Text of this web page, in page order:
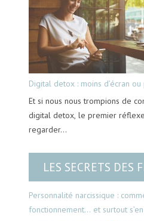
Digital detox : moins d’écran ou
Et si nous nous trompions de
digital detox, le premier
regarder…
LES SECRETS DES
Personnalité narcissique :
fonctionnement… et surtout